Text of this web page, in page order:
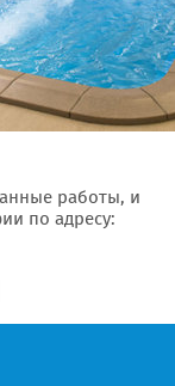
работы, и
по адресу: